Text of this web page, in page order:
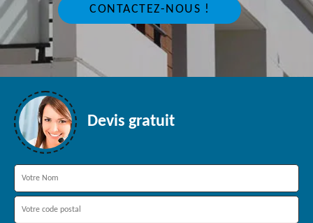
CONTACTEZ-NOUS !
Devis gratuit